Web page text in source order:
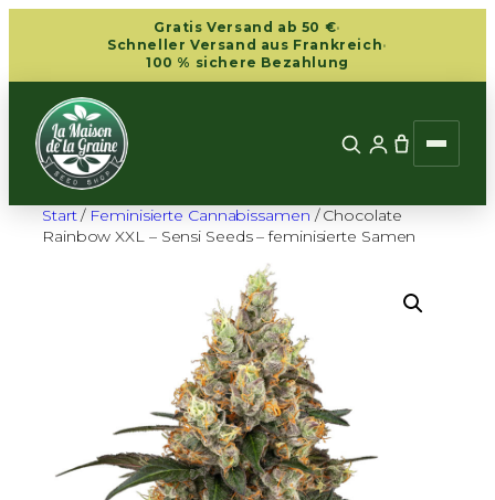
springen
Gratis Versand ab 50 €·
Schneller Versand aus Frankreich·
100 % sichere Bezahlung
Start/ Feminisierte Cannabissamen / Chocolate
Rainbow XXL – Sensi Seeds – feminisierte Samen